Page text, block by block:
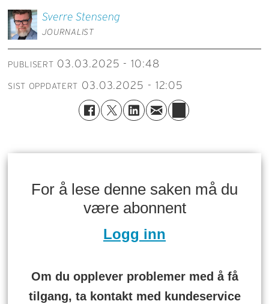
Sverre Stenseng
JOURNALIST
PUBLISERT 03.03.2025 - 10:48
SIST OPPDATERT 03.03.2025 - 12:05
For å lese denne saken må du
være abonnent
Logg inn
Om du opplever problemer med å få
tilgang, ta kontakt med kundeservice